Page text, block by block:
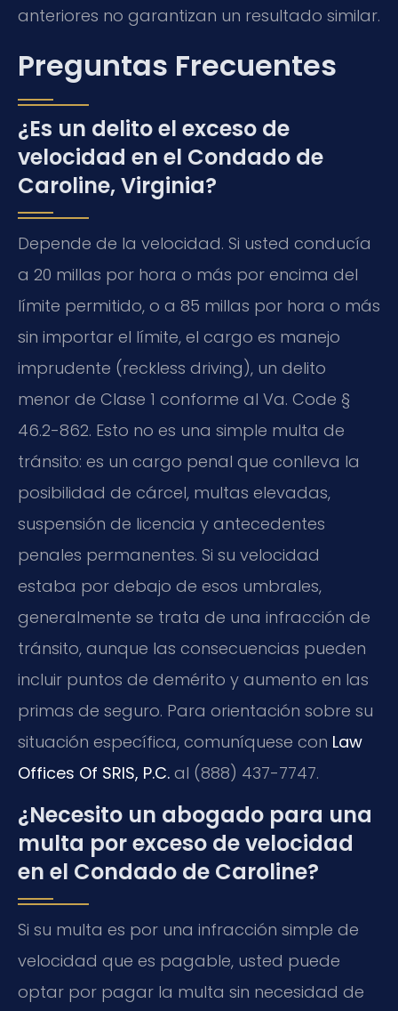
anteriores no garantizan un resultado similar.
Preguntas Frecuentes
¿Es un delito el exceso de
velocidad en el Condado de
Caroline, Virginia?
Depende de la velocidad. Si usted conducía
a 20 millas por hora o más por encima del
límite permitido, o a 85 millas por hora o más
sin importar el límite, el cargo es manejo
imprudente (reckless driving), un delito
menor de Clase 1 conforme al Va. Code §
46.2-862. Esto no es una simple multa de
tránsito: es un cargo penal que conlleva la
posibilidad de cárcel, multas elevadas,
suspensión de licencia y antecedentes
penales permanentes. Si su velocidad
estaba por debajo de esos umbrales,
generalmente se trata de una infracción de
tránsito, aunque las consecuencias pueden
incluir puntos de demérito y aumento en las
primas de seguro. Para orientación sobre su
situación específica, comuníquese con Law
Offices Of SRIS, P.C. al (888) 437-7747.
¿Necesito un abogado para una
multa por exceso de velocidad
en el Condado de Caroline?
Si su multa es por una infracción simple de
velocidad que es pagable, usted puede
optar por pagar la multa sin necesidad de